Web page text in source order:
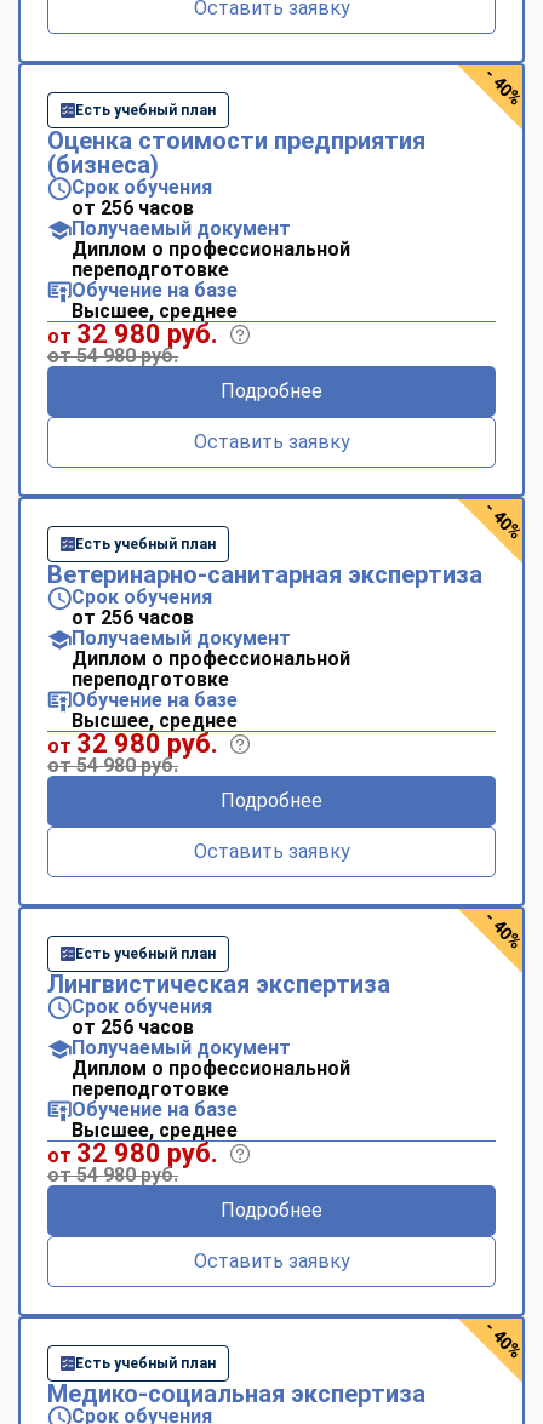
Оставить заявку
Есть учебный план
Оценка стоимости предприятия
(бизнеса)
Срок обучения
от 256 часов
Получаемый документ
Диплом о профессиональной
переподготовке
Обучение на базе
Высшее, среднее
от 32 980 руб.
от 54 980 руб.
Подробнее
Оставить заявку
- 40%
Есть учебный план
Ветеринарно-санитарная экспертиза
Срок обучения
от 256 часов
Получаемый документ
Диплом о профессиональной
переподготовке
Обучение на базе
Высшее, среднее
от 32 980 руб.
от 54 980 руб.
Подробнее
Оставить заявку
- 40%
Есть учебный план
Лингвистическая экспертиза
Срок обучения
от 256 часов
Получаемый документ
Диплом о профессиональной
переподготовке
Обучение на базе
Высшее, среднее
от 32 980 руб.
от 54 980 руб.
Подробнее
Оставить заявку
- 40%
Есть учебный план
Медико-социальная экспертиза
Срок обучения
- 40%